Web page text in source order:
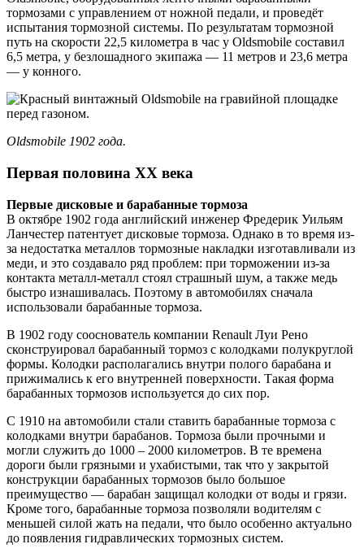
тормозами с управлением от ножной педали, и проведёт
испытания тормозной системы. По результатам тормозной
путь на скорости 22,5 километра в час у Oldsmobile составил
6,5 метра, у безлошадного экипажа — 11 метров и 23,6 метра
— у конного.
Oldsmobile 1902 года.
Первая половина ХХ века
Первые дисковые и барабанные тормоза
В октябре 1902 года английский инженер Фредерик Уильям
Ланчестер патентует дисковые тормоза. Однако в то время из-
за недостатка металлов тормозные накладки изготавливали из
меди, и это создавало ряд проблем: при торможении из-за
контакта металл-металл стоял страшный шум, а также медь
быстро изнашивалась. Поэтому в автомобилях сначала
использовали барабанные тормоза.
В 1902 году сооснователь компании Renault Луи Рено
сконструировал барабанный тормоз с колодками полукруглой
формы. Колодки располагались внутри полого барабана и
прижимались к его внутренней поверхности. Такая форма
барабанных тормозов используется до сих пор.
С 1910 на автомобили стали ставить барабанные тормоза с
колодками внутри барабанов. Тормоза были прочными и
могли служить до 1000 – 2000 километров. В те времена
дороги были грязными и ухабистыми, так что у закрытой
конструкции барабанных тормозов было большое
преимущество — барабан защищал колодки от воды и грязи.
Кроме того, барабанные тормоза позволяли водителям с
меньшей силой жать на педали, что было особенно актуально
до появления гидравлических тормозных систем.